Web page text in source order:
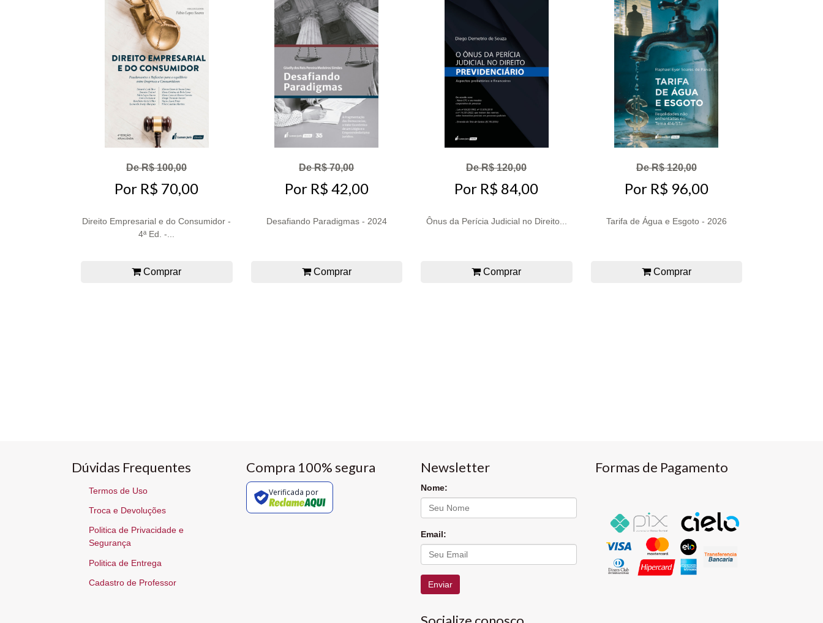
De R$ 100,00
Por R$ 70,00
Direito Empresarial e do Consumidor -
4ª Ed. -...
Comprar
De R$ 70,00
Por R$ 42,00
Desafiando Paradigmas - 2024
Comprar
De R$ 120,00
Por R$ 84,00
Ônus da Perícia Judicial no Direito...
Comprar
De R$ 120,00
Por R$ 96,00
Tarifa de Água e Esgoto - 2026
Comprar
Dúvidas Frequentes
Termos de Uso
Troca e Devoluções
Politica de Privacidade e
Segurança
Politica de Entrega
Cadastro de Professor
Compra 100% segura
Verificada por
Newsletter
Nome:
Email:
Enviar
Formas de Pagamento